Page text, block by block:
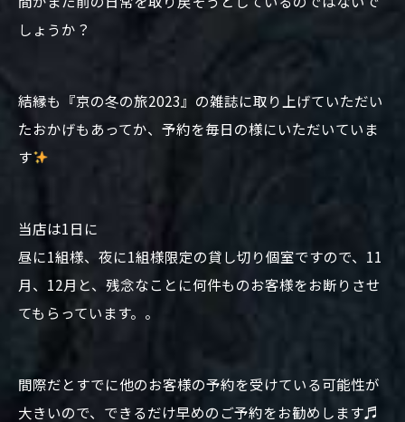
しょうか？
結縁も『京の冬の旅2023』の雑誌に取り上げていただい
たおかげもあってか、予約を毎日の様にいただいていま
す
当店は1日に
昼に1組様、夜に1組様限定の貸し切り個室ですので、11
月、12月と、残念なことに何件ものお客様をお断りさせ
てもらっています。。
間際だとすでに他のお客様の予約を受けている可能性が
大きいので、できるだけ早めのご予約をお勧めします♬